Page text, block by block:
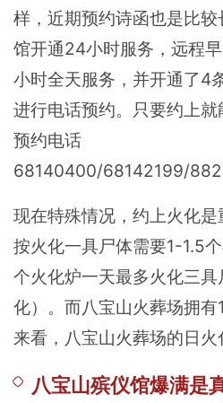
样，近期预约诗函也是比
馆开通24小时服务，远程
小时全天服务，并开通了4
进行电话预约。只要约上就
预约电话
68140400/68142199/
现在特殊情况，约上火化是
按火化一具尸体需要1-1.5
个火化炉一天最多火化三
化）。而八宝山火葬场拥有
来看，八宝山火葬场的日火
八宝山殡仪馆爆满是